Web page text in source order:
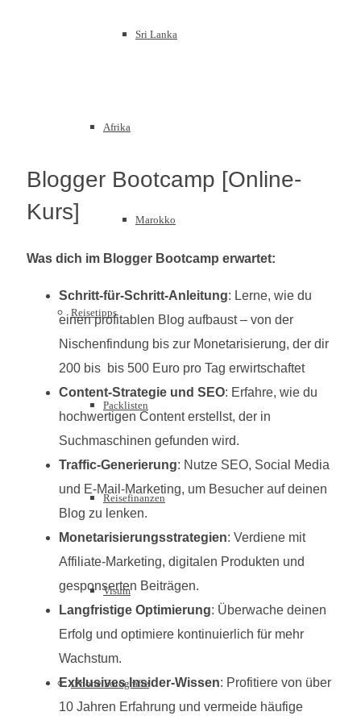
Sri Lanka
Afrika
Marokko
Reisetipps
Packlisten
Reisefinanzen
Visum
iPhone Fotografie
Blogger Bootcamp [Online-
Kurs]
Was dich im Blogger Bootcamp erwartet:
Schritt-für-Schritt-Anleitung: Lerne, wie du
einen profitablen Blog aufbaust – von der
Nischenfindung bis zur Monetarisierung, der dir
200 bis bis 500 Euro pro Tag erwirtschaftet
Content-Strategie und SEO: Erfahre, wie du
hochwertigen Content erstellst, der in
Suchmaschinen gefunden wird.
Traffic-Generierung: Nutze SEO, Social Media
und E-Mail-Marketing, um Besucher auf deinen
Blog zu lenken.
Monetarisierungsstrategien: Verdiene mit
Affiliate-Marketing, digitalen Produkten und
gesponserten Beiträgen.
Langfristige Optimierung: Überwache deinen
Erfolg und optimiere kontinuierlich für mehr
Wachstum.
Exklusives Insider-Wissen: Profitiere von über
10 Jahren Erfahrung und vermeide häufige